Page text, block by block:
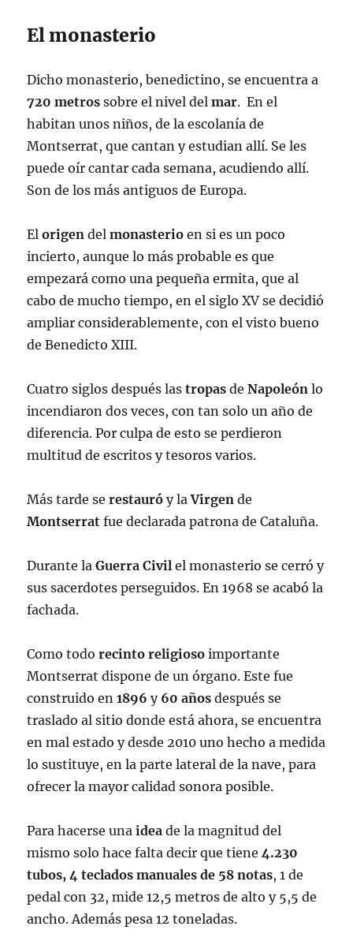
El monasterio
Dicho monasterio, benedictino, se encuentra a
720 metros sobre el nivel delmar. En el
habitan unos niños, de la escolanía de
Montserrat, que cantan y estudian allí. Se les
puede oír cantar cada semana, acudiendo allí.
Son de los más antiguos de Europa.
Elorigen delmonasterio en si es un poco
incierto, aunque lo más probable es que
empezará como una pequeña ermita, que al
cabo de mucho tiempo, en el siglo XV se decidió
ampliar considerablemente, con el visto bueno
de Benedicto XIII.
Cuatro siglos después lastropas deNapoleón lo
incendiaron dos veces, con tan solo un año de
diferencia. Por culpa de esto se perdieron
multitud de escritos y tesoros varios.
Más tarde serestauró y laVirgen de
Montserrat fue declarada patrona de Cataluña.
Durante laGuerra Civil el monasterio se cerró y
sus sacerdotes perseguidos. En 1968 se acabó la
fachada.
Como todorecinto religioso importante
Montserrat dispone de un órgano. Este fue
construido en1896 y 60 años después se
traslado al sitio donde está ahora, se encuentra
en mal estado y desde 2010 uno hecho a medida
lo sustituye, en la parte lateral de la nave, para
ofrecer la mayor calidad sonora posible.
Para hacerse unaidea de la magnitud del
mismo solo hace falta decir que tiene4.230
tubos, 4 teclados manuales de 58 notas, 1 de
pedal con 32, mide 12,5 metros de alto y 5,5 de
ancho. Además pesa 12 toneladas.